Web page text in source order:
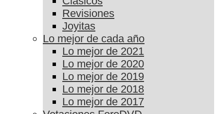
Revisiones
Joyitas
Lo mejor de cada año
Lo mejor de 2021
Lo mejor de 2020
Lo mejor de 2019
Lo mejor de 2018
Lo mejor de 2017